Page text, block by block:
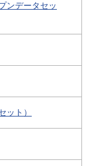
ンデータセッ
ット）